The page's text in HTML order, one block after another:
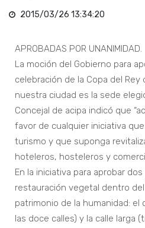
2015/03/26 13:34:20
APROBADAS POR UNANIMIDAD.
La moción del Gobierno para
celebración de la Copa del Rey
nuestra ciudad es la sede
Concejal de acipa indicó que
favor de cualquier iniciativa
turismo y que suponga
hoteleros, hosteleros y
En la iniciativa para aprobar
restauración vegetal dentro
patrimonio de la humanidad: el
las doce calles) y la calle larga